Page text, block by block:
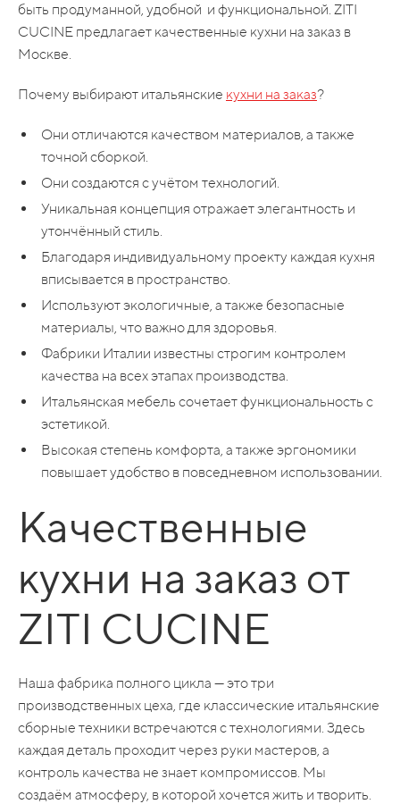
быть продуманной, удобной и функциональной. ZITI
CUCINE предлагает качественные кухни на заказ в
Москве.
Почему выбирают итальянские кухни на заказ?
Они отличаются качеством материалов, а также
точной сборкой.
Они создаются с учётом технологий.
Уникальная концепция отражает элегантность и
утончённый стиль.
Благодаря индивидуальному проекту каждая кухня
вписывается в пространство.
Используют экологичные, а также безопасные
материалы, что важно для здоровья.
Фабрики Италии известны строгим контролем
качества на всех этапах производства.
Итальянская мебель сочетает функциональность с
эстетикой.
Высокая степень комфорта, а также эргономики
повышает удобство в повседневном использовании.
Качественные
кухни на заказ от
ZITI CUCINE
Наша фабрика полного цикла — это три
производственных цеха, где классические итальянские
сборные техники встречаются с технологиями. Здесь
каждая деталь проходит через руки мастеров, а
контроль качества не знает компромиссов. Мы
создаём атмосферу, в которой хочется жить и творить.